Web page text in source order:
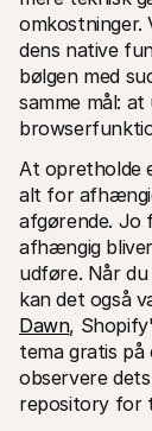
dens native
bølgen med
samme mål:
At opretholde
alt for
afgørende. Jo
afhængig
udføre. Når
kan det også
Dawn,
tema gratis
observere
repository for